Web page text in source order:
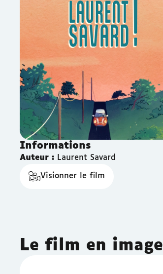
Informations
Auteur : Laurent Savard
Visionner le film
Le film en image